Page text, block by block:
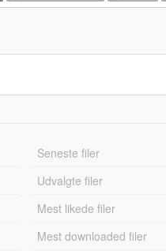
Seneste filer
Udvalgte filer
Mest likede filer
Mest downloaded filer